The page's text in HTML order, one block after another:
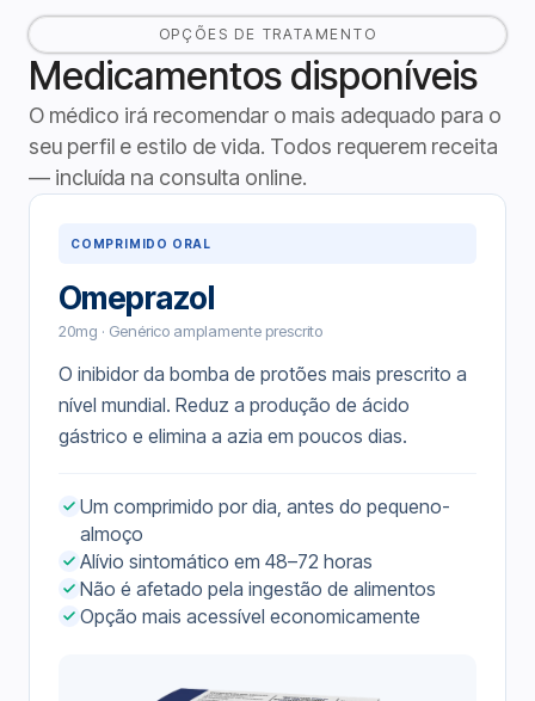
OPÇÕES DE TRATAMENTO
Medicamentos disponíveis
O médico irá recomendar o mais adequado para o
seu perfil e estilo de vida. Todos requerem receita
— incluída na consulta online.
COMPRIMIDO ORAL
Omeprazol
20mg · Genérico amplamente prescrito
O inibidor da bomba de protões mais prescrito a
nível mundial. Reduz a produção de ácido
gástrico e elimina a azia em poucos dias.
Um comprimido por dia, antes do pequeno-
almoço
Alívio sintomático em 48–72 horas
Não é afetado pela ingestão de alimentos
Opção mais acessível economicamente